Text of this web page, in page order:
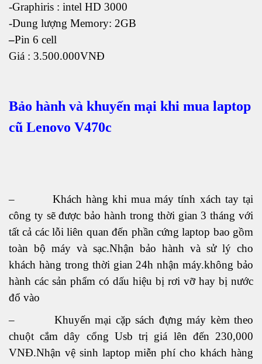
-Graphiris : intel HD 3000
-Dung lượng Memory: 2GB
–Pin 6 cell
Giá : 3.500.000VNĐ
Bảo hành và khuyến mại khi mua laptop
cũ Lenovo V470c
– Khách hàng khi mua máy tính xách tay tại
công ty sẽ được bảo hành trong thời gian 3 tháng với
tất cả các lỗi liên quan đến phần cứng laptop bao gồm
toàn bộ máy và sạc.Nhận bảo hành và sử lý cho
khách hàng trong thời gian 24h nhận máy.không bảo
hành các sản phẩm có dấu hiệu bị rơi vỡ hay bị nước
đổ vào
– Khuyến mại cặp sách đựng máy kèm theo
chuột cắm dây cổng Usb trị giá lên đến 230,000
VNĐ.Nhận vệ sinh laptop miễn phí cho khách hàng